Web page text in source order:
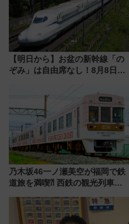
【明日から】お盆の新幹線「の
ぞみ」は自由席なし！8月8日午
せば空きが見つかることも 混
雑避ける「空席」探しのコツ
乃木坂46一ノ瀬美空が福岡で鉄
道旅を満喫⁈ 西鉄の観光列車
CHIKUGO」で巡る福岡･太宰
府･柳川の旅！YouTubeが公開